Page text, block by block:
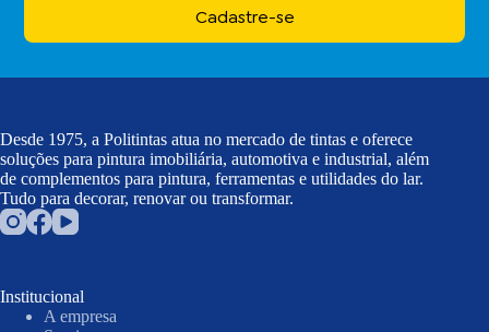
Cadastre-se
Desde 1975, a Politintas atua no mercado de tintas e oferece
soluções para pintura imobiliária, automotiva e industrial, além
de complementos para pintura, ferramentas e utilidades do lar.
Tudo para decorar, renovar ou transformar.
Institucional
A empresa